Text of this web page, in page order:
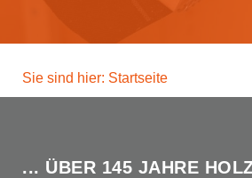
Sie sind hier: Startseite
... ÜBER 145 JAHRE